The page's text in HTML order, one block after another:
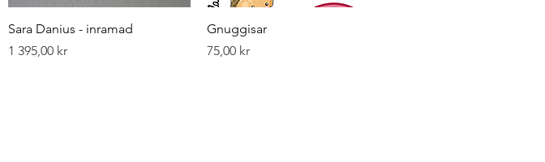
Snabbvisning
Sara Danius - inramad
Pris
1 395,00 kr
Snabbvisning
Gnuggisar
Pris
75,00 kr